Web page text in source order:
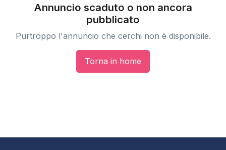
Annuncio scaduto o non ancora
pubblicato
Purtroppo l'annuncio che cerchi non è disponibile.
Torna in home